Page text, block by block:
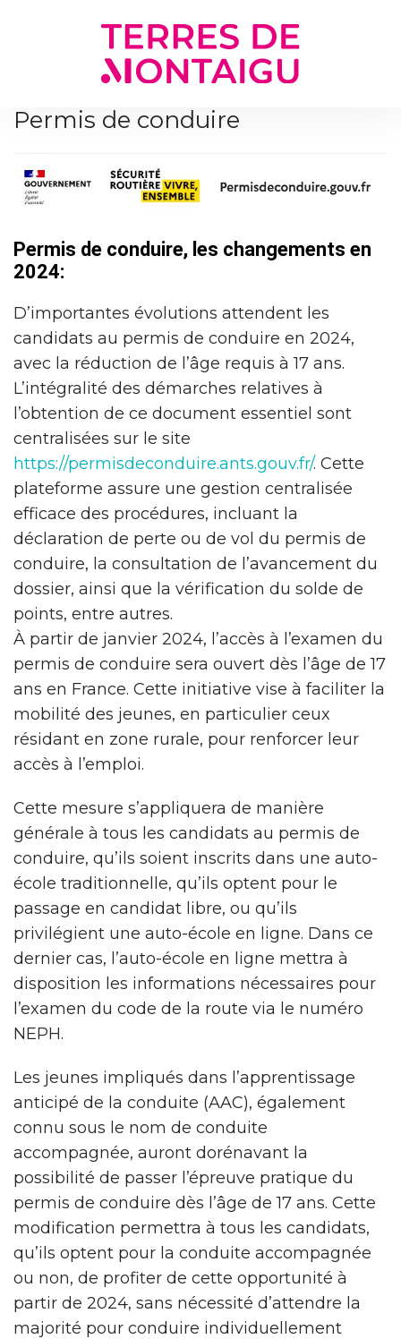
Permis de conduire
Permis de conduire, les changements en
2024:
D’importantes évolutions attendent les
candidats au permis de conduire en 2024,
avec la réduction de l’âge requis à 17 ans.
L’intégralité des démarches relatives à
l’obtention de ce document essentiel sont
centralisées sur le site
https://permisdeconduire.ants.gouv.fr/. Cette
plateforme assure une gestion centralisée
efficace des procédures, incluant la
déclaration de perte ou de vol du permis de
conduire, la consultation de l’avancement du
dossier, ainsi que la vérification du solde de
points, entre autres.
À partir de janvier 2024, l’accès à l’examen du
permis de conduire sera ouvert dès l’âge de 17
ans en France. Cette initiative vise à faciliter la
mobilité des jeunes, en particulier ceux
résidant en zone rurale, pour renforcer leur
accès à l’emploi.
Cette mesure s’appliquera de manière
générale à tous les candidats au permis de
conduire, qu’ils soient inscrits dans une auto-
école traditionnelle, qu’ils optent pour le
passage en candidat libre, ou qu’ils
privilégient une auto-école en ligne. Dans ce
dernier cas, l’auto-école en ligne mettra à
disposition les informations nécessaires pour
l’examen du code de la route via le numéro
NEPH.
Les jeunes impliqués dans l’apprentissage
anticipé de la conduite (AAC), également
connu sous le nom de conduite
accompagnée, auront dorénavant la
possibilité de passer l’épreuve pratique du
permis de conduire dès l’âge de 17 ans. Cette
modification permettra à tous les candidats,
qu’ils optent pour la conduite accompagnée
ou non, de profiter de cette opportunité à
partir de 2024, sans nécessité d’attendre la
majorité pour conduire individuellement